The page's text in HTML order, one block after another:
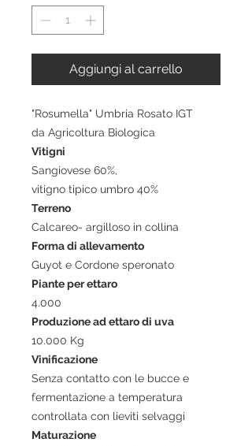
Aggiungi al carrello
"Rosumella" Umbria Rosato IGT
da Agricoltura Biologica
Vitigni
Sangiovese 60%,
vitigno tipico umbro 40%
Terreno
Calcareo- argilloso in collina
Forma di allevamento
Guyot e Cordone speronato
Piante per ettaro
4.000
Produzione ad ettaro di uva
10.000 Kg
Vinificazione
Senza contatto con le bucce e
fermentazione a temperatura
controllata con lieviti selvaggi
Maturazione